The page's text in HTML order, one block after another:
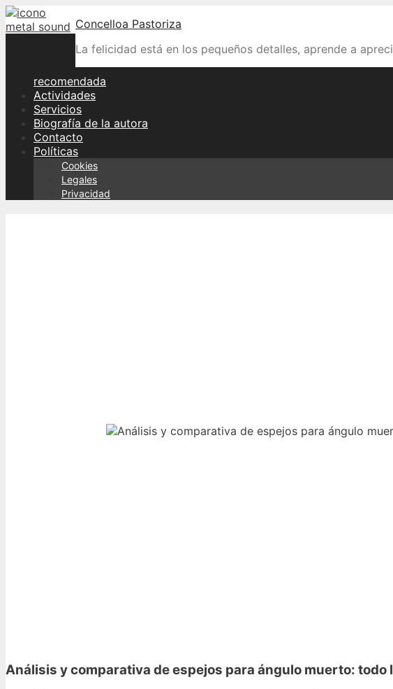
Skip
to
Concelloa Pastoriza
La felicidad está en los pequeños detalles, aprende a
recomendada
Actividades
Servicios
Biografía de la autora
Contacto
Políticas
Cookies
Legales
Privacidad
Análisis y comparativa de espejos para ángulo muerto: